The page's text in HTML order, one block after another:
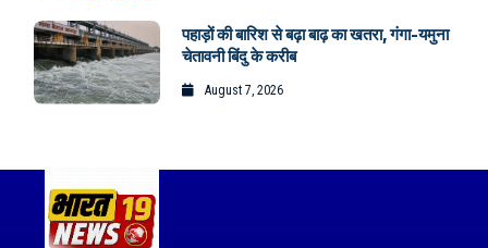
पहाड़ों की बारिश से बढ़ा बाढ़ का खतरा, गंगा-यमुना
चेतावनी बिंदु के करीब
August 7, 2026